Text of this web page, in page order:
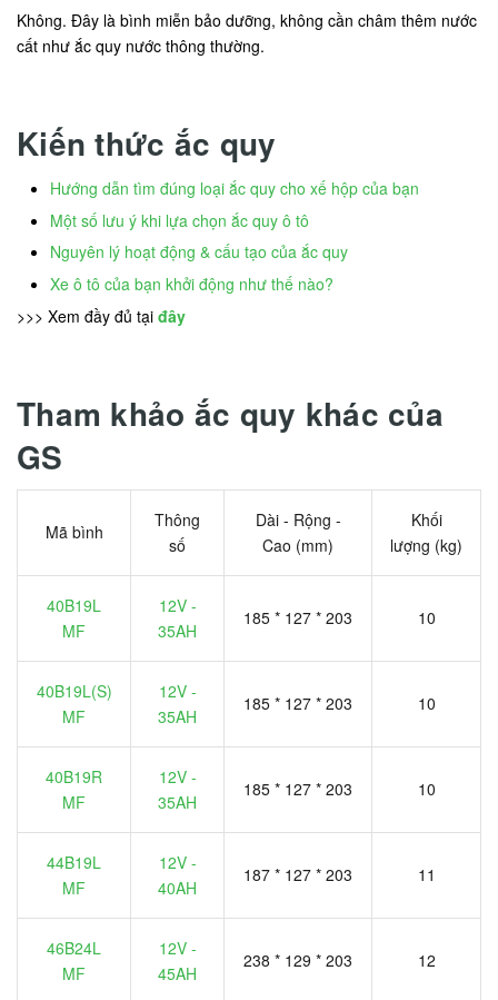
Không. Đây là bình miễn bảo dưỡng, không cần châm thêm nước
cất như ắc quy nước thông thường.
Kiến thức ắc quy
Hướng dẫn tìm đúng loại ắc quy cho xế hộp của bạn
Một số lưu ý khi lựa chọn ắc quy ô tô
Nguyên lý hoạt động & cấu tạo của ắc quy
Xe ô tô của bạn khởi động như thế nào?
>>> Xem đầy đủ tại đây
Tham khảo ắc quy khác của
GS
Mã bình
Thông
số
Dài - Rộng -
Cao (mm)
Khối
lượng (kg)
40B19L
MF
12V -
35AH
185 * 127 * 203 10
40B19L(S)
MF
12V -
35AH
185 * 127 * 203 10
40B19R
MF
12V -
35AH
185 * 127 * 203 10
44B19L
MF
12V -
40AH
187 * 127 * 203 11
46B24L
MF
12V -
45AH
238 * 129 * 203 12